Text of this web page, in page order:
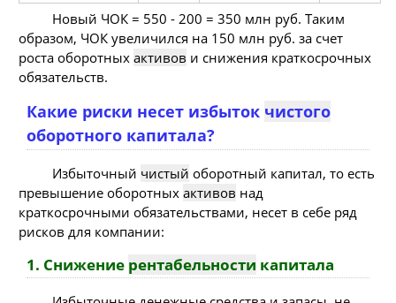
Новый ЧОК = 550 - 200 = 350 млн руб. Таким
образом, ЧОК увеличился на 150 млн руб. за счет
роста оборотных активов и снижения краткосрочных
обязательств.
Какие риски несет избыток чистого
оборотного капитала?
Избыточный чистый оборотный капитал, то есть
превышение оборотных активов над
краткосрочными обязательствами, несет в себе ряд
рисков для компании:
1. Снижение рентабельности капитала